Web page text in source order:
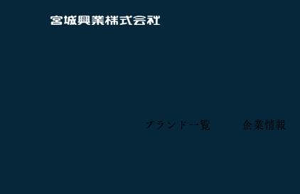
ブランド一覧 企業情報